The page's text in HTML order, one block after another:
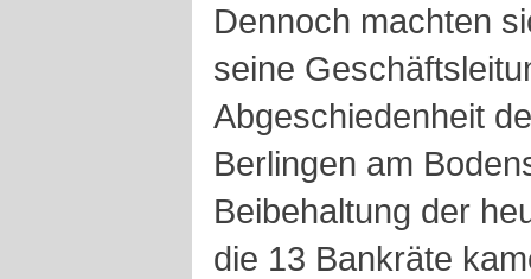
Dennoch machten
seine
Abgeschiedenheit
Berlingen am
Beibehaltung der
die 13 Bankräte